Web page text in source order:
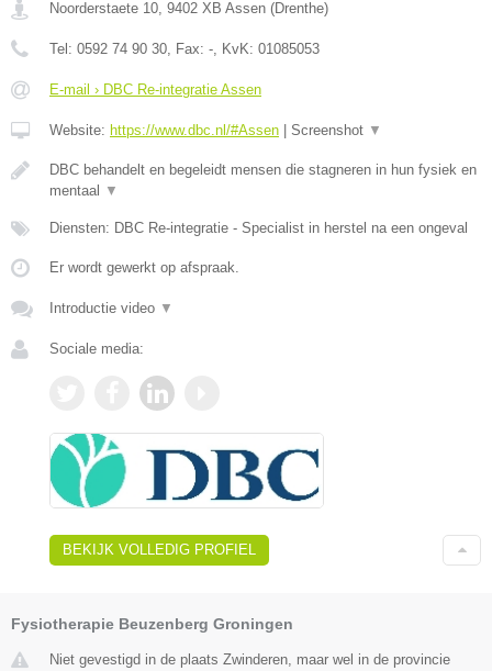
Noorderstaete 10 9402 XB Assen (Drenthe)
Tel: 0592 74 90 30 , Fax: - , KvK: 01085053
E-mail › DBC Re-integratie Assen
Website: https://www.dbc.nl/#Assen Screenshot ▼
DBC behandelt en begeleidt mensen die stagneren in hun fysiek en
mentaal
▼
Diensten: DBC Re-integratie - Specialist in herstel na een ongeval
Er wordt gewerkt op afspraak.
Introductie video ▼
Sociale media:
BEKIJK VOLLEDIG PROFIEL
Fysiotherapie Beuzenberg Groningen
Niet gevestigd in de plaats Zwinderen, maar wel in de provincie